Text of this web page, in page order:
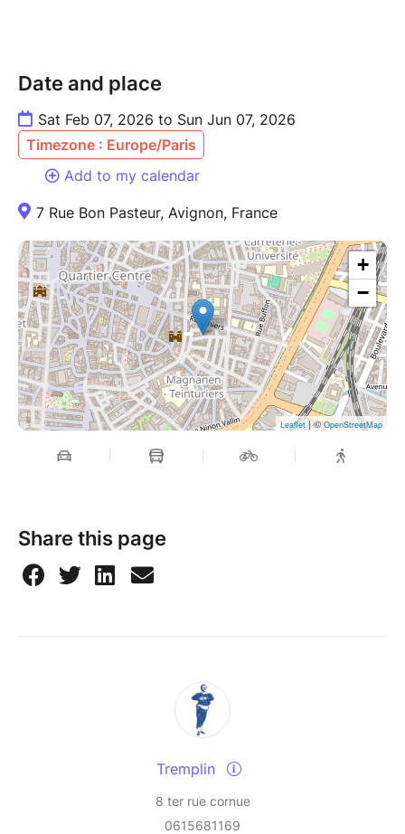
Date and place
Sat Feb 07, 2026 to Sun Jun 07, 2026
Timezone : Europe/Paris
Add to my calendar
7 Rue Bon Pasteur, Avignon, France
+
−
Leaflet| ©OpenStreetMap
Share this page
Tremplin
8 ter rue cornue
0615681169